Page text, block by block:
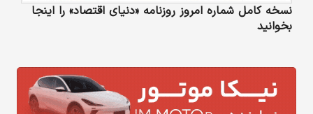
نسخه کامل شماره امروز روزنامه «دنیای‌ اقتصاد» را اینجا
بخوانید